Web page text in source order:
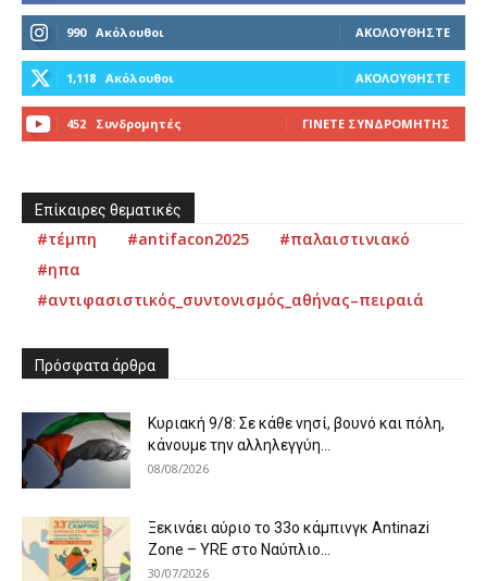
990 Ακόλουθοι ΑΚΟΛΟΥΘΉΣΤΕ
1,118 Ακόλουθοι ΑΚΟΛΟΥΘΉΣΤΕ
452 Συνδρομητές ΓΊΝΕΤΕ ΣΥΝΔΡΟΜΗΤΉΣ
Επίκαιρες θεματικές
#τέμπη #antifacon2025
#παλαιστινιακό
#ηπα
#αντιφασιστικός_συντονισμός_αθήνας–πειραιά
Πρόσφατα άρθρα
Κυριακή 9/8: Σε κάθε νησί, βουνό και πόλη,
κάνουμε την αλληλεγγύη...
08/08/2026
Ξεκινάει αύριο το 33ο κάμπινγκ Antinazi
Zone – YRE στο Ναύπλιο...
30/07/2026